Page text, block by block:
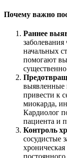
Почему важно
Раннее
начальных
помогают
выявленные
привести к
миокарда,
Кардиолог
пациента и
Контроль
сосудистые
хроническая